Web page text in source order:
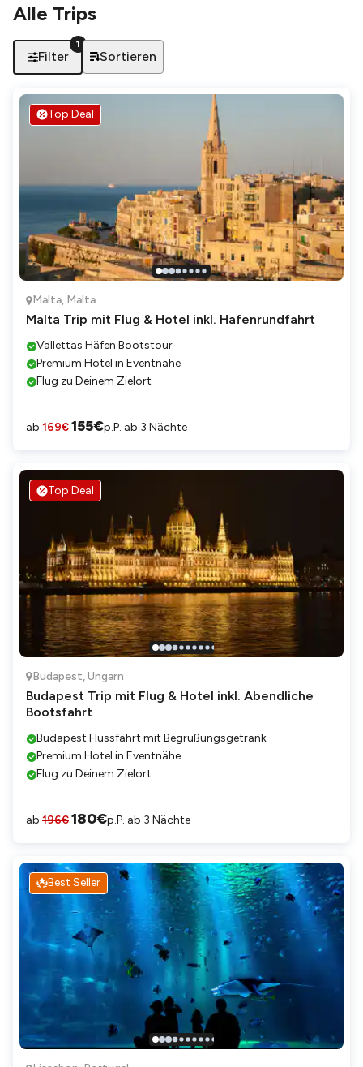
Alle Trips
Filter
1
Sortieren
Top Deal
Malta, Malta
Malta Trip mit Flug & Hotel inkl. Hafenrundfahrt
Vallettas Häfen Bootstour
Premium Hotel in Eventnähe
Flug zu Deinem Zielort
ab 169€155€p.P. ab 3 Nächte
Top Deal
Budapest,Ungarn
Budapest Trip mit Flug & Hotel inkl. Abendliche
Bootsfahrt
Budapest Flussfahrt mit Begrüßungsgetränk
Premium Hotel in Eventnähe
Flug zu Deinem Zielort
ab 196€180€p.P. ab 3 Nächte
Best Seller